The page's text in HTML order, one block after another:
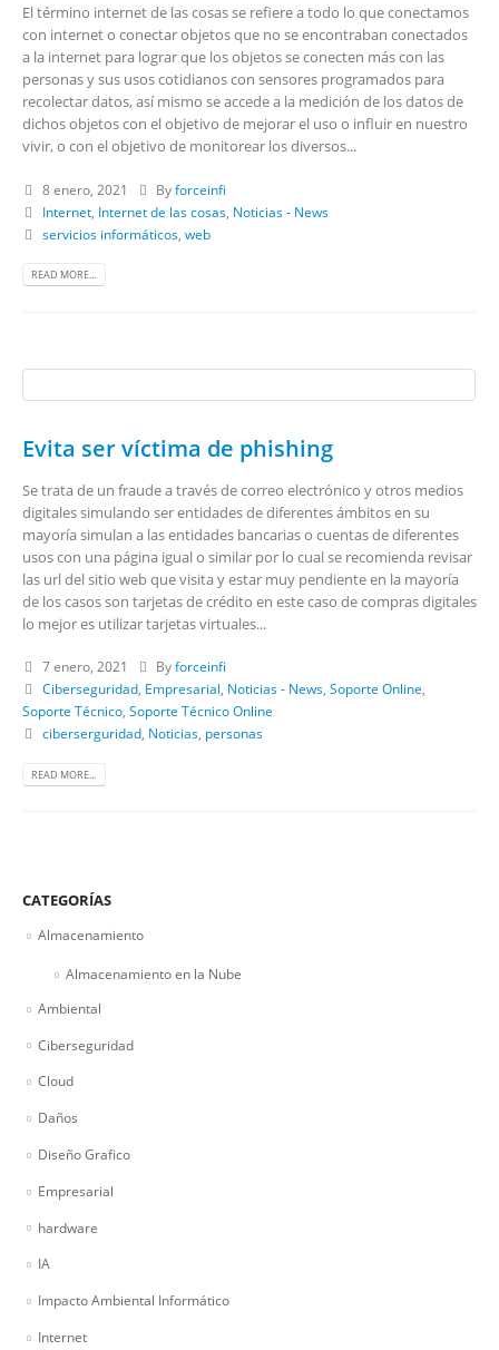
El término internet de las cosas se refiere a todo lo que conectamos
con internet o conectar objetos que no se encontraban conectados
a la internet para lograr que los objetos se conecten más con las
personas y sus usos cotidianos con sensores programados para
recolectar datos, así mismo se accede a la medición de los datos de
dichos objetos con el objetivo de mejorar el uso o influir en nuestro
vivir, o con el objetivo de monitorear los diversos...
8 enero, 2021 Byforceinfi
Internet, Internet de las cosas, Noticias - News
servicios informáticos, web
READ MORE...
Evita ser víctima de phishing
Se trata de un fraude a través de correo electrónico y otros medios
digitales simulando ser entidades de diferentes ámbitos en su
mayoría simulan a las entidades bancarias o cuentas de diferentes
usos con una página igual o similar por lo cual se recomienda revisar
las url del sitio web que visita y estar muy pendiente en la mayoría
de los casos son tarjetas de crédito en este caso de compras digitales
lo mejor es utilizar tarjetas virtuales...
7 enero, 2021 Byforceinfi
Ciberseguridad, Empresarial, Noticias - News, Soporte Online,
Soporte Técnico, Soporte Técnico Online
ciberserguridad, Noticias, personas
READ MORE...
CATEGORÍAS
Almacenamiento
Almacenamiento en la Nube
Ambiental
Ciberseguridad
Cloud
Daños
Diseño Grafico
Empresarial
hardware
IA
Impacto Ambiental Informático
Internet